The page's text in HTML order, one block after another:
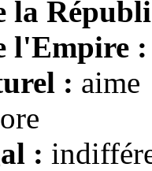
la
l'Empire :
: aime
: